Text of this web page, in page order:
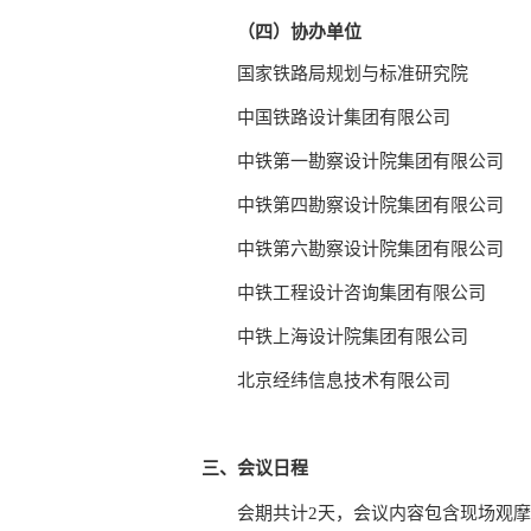
（四）协办单位
国家铁路局规划与标准研究院
中国铁路设计集团有限公司
中铁第一勘察设计院集团有限公司
中铁第四勘察设计院集团有限公司
中铁第六勘察设计院集团有限公司
中铁工程设计咨询集团有限公司
中铁上海设计院集团有限公司
北京经纬信息技术有限公司
三、会议日程
会期共计2天，会议内容包含现场观